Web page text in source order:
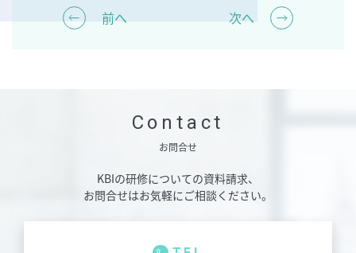
前へ
次へ
Contact
お問合せ
KBIの研修についての資料請求、
お問合せはお気軽にご相談ください。